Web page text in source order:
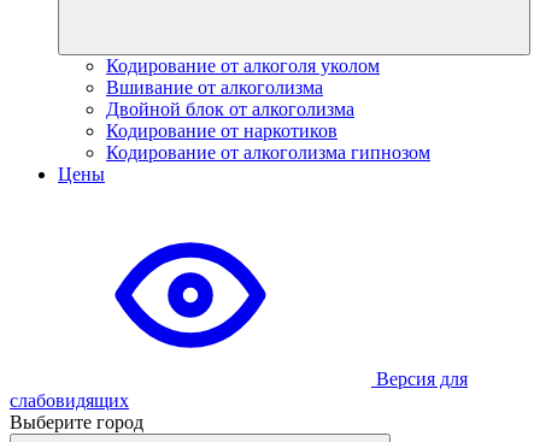
Кодирование от алкоголя уколом
Вшивание от алкоголизма
Двойной блок от алкоголизма
Кодирование от наркотиков
Кодирование от алкоголизма гипнозом
Цены
Версия для
слабовидящих
Выберите город